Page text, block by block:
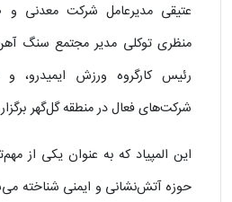
عتیقی مدیرعامل شرکت معدنی و
منظری توکلی مدیر مجتمع سنگ
رئیس کارگروه ورزش ایمیدرو،
شرکت‌های فعال در منطقه گل‌گهر
این المپیاد که به عنوان یکی از
حوزه آتش‌نشانی و ایمنی شناخته